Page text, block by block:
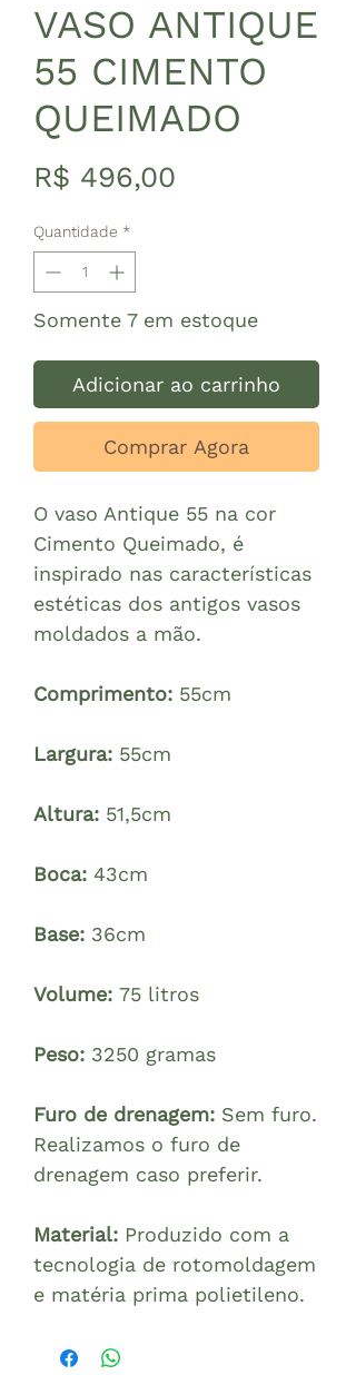
VASO ANTIQUE
55 CIMENTO
QUEIMADO
R$ 496,00
Quantidade *
Somente 7 em estoque
Adicionar ao carrinho
Comprar Agora
O vaso Antique 55 na cor
Cimento Queimado, é
inspirado nas características
estéticas dos antigos vasos
moldados a mão.
Comprimento: 55cm
Largura: 55cm
Altura: 51,5cm
Boca: 43cm
Base: 36cm
Volume: 75 litros
Peso: 3250 gramas
Furo de drenagem: Sem furo.
Realizamos o furo de
drenagem caso preferir.
Material: Produzido com a
tecnologia de rotomoldagem
e matéria prima polietileno.